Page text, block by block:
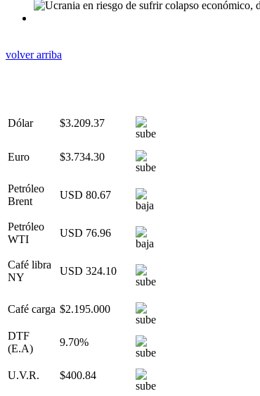
volver arriba
Dólar $3.209.37
Euro $3.734.30
Petróleo
Brent
USD 80.67
Petróleo
WTI
USD 76.96
Café libra
NY
USD 324.10
Café carga $2.195.000
DTF
(E.A)
9.70%
U.V.R. $400.84